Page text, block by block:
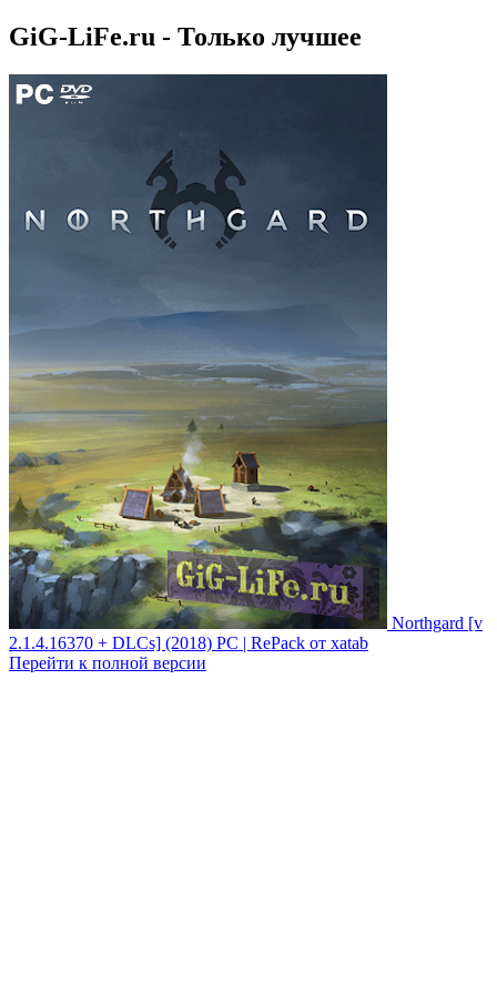
GiG-LiFe.ru - Только лучшее
Northgard [v
2.1.4.16370 + DLCs] (2018) PC | RePack от xatab
Перейти к полной версии